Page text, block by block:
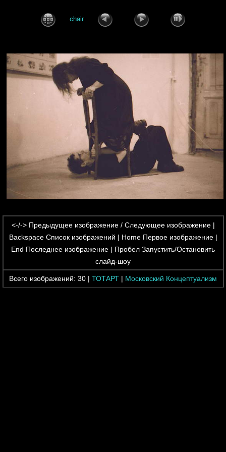
chair
<-/->Предыдущее изображение / Следующее изображение |
BackspaceСписок изображений | HomeПервое изображение |
End Последнее изображение | Пробел Запустить/Остановить
слайд-шоу
Всего изображений: 30 | ТОТАРТ | Московский Концептуализм